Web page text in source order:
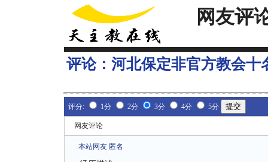
网友评
评论： 河北保定非官方教会十
评分: 1分 2分 3分 4分 5分
网友评论
本站网友 匿名